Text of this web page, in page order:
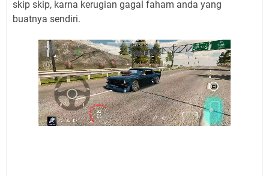
skip skip, karna kerugian gagal faham anda yang
buatnya sendiri.